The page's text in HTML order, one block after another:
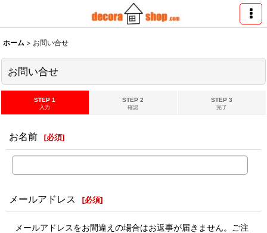
ホーム > お問い合せ
お問い合せ
STEP 1
入力
STEP 2
確認
STEP 3
完了
お名前 [必須]
メールアドレス [必須]
メールアドレスをお間違えの場合はお返事が届きません。ご注